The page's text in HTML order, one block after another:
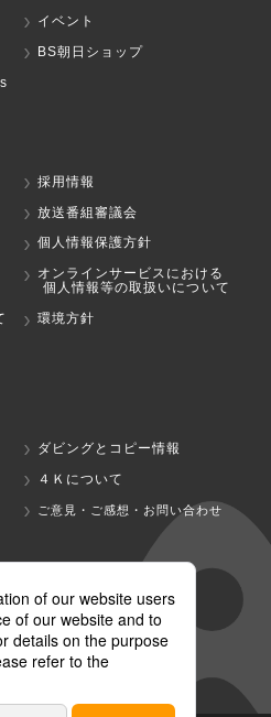
イベント
BS朝日ショップ
採用情報
放送番組審議会
個人情報保護方針
オンラインサービスにおける
個人情報等の取扱いについて
環境方針
ダビングとコピー情報
４Ｋについて
ご意見・ご感想・お問い合わせ
テレ朝チャンネル